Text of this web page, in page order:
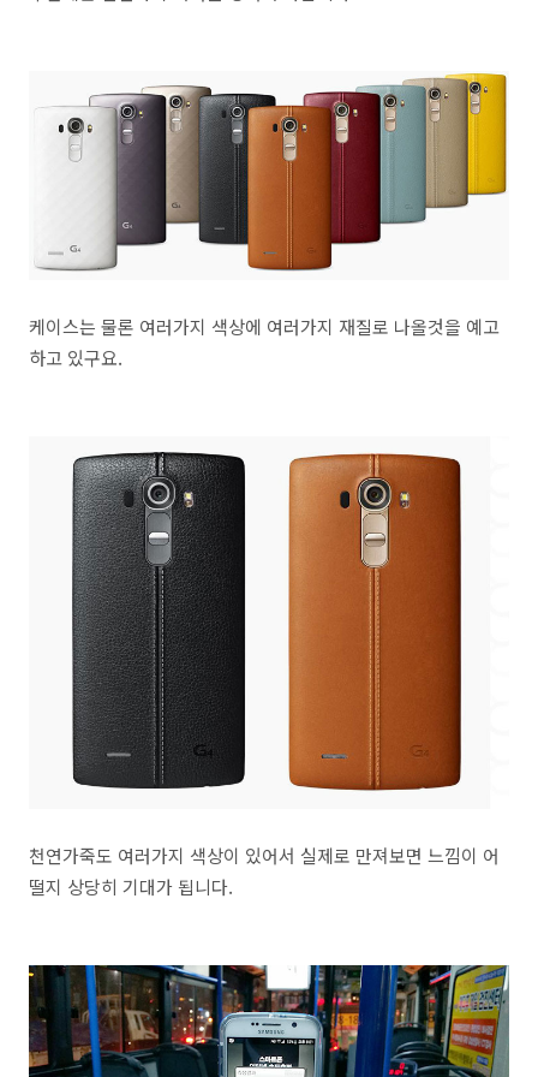
케이스는 물론 여러가지 색상에 여러가지 재질로 나올것을 예고
하고 있구요.
천연가죽도 여러가지 색상이 있어서 실제로 만져보면 느낌이 어
떨지 상당히 기대가 됩니다.